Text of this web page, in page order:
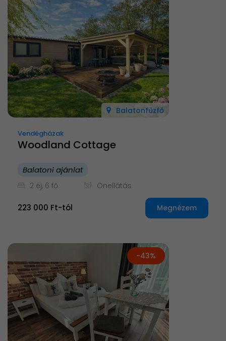
Balatonfűzfő
Vendégházak
Woodland Cottage
Balatoni ajánlat
2 éj, 6 fő Önellátás
223 000 Ft-tól Megnézem
-43%